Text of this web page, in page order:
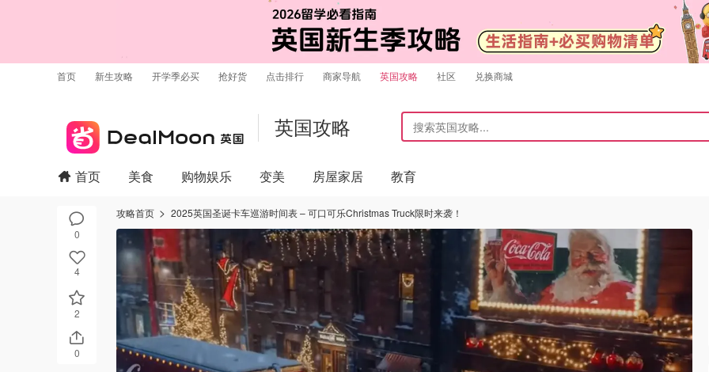
首页 新生攻略 开学季必买 抢好货 点击排行 商家导航 英国攻略 社区 兑换商城
英国攻略
0
4
2
0
首页 美食 购物娱乐 变美 房屋家居 教育
攻略首页 2025英国圣诞卡车巡游时间表 – 可口可乐Christmas Truck限时来袭！